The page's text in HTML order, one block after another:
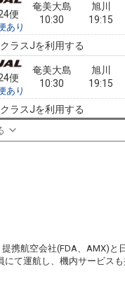
便
あり
奄美大島
10:30
旭川
19:15
クラスJを利用する
便
あり
奄美大島
10:30
旭川
19:15
クラスJを利用する
便
携航空会社(FDA、AMX)と
て運航し、機内サービス